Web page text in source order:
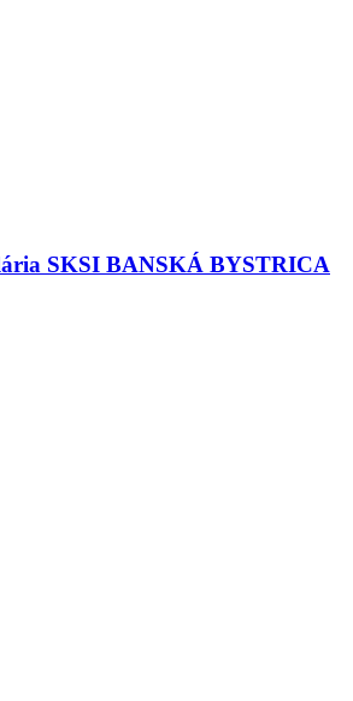
SKSI BANSKÁ BYSTRICA